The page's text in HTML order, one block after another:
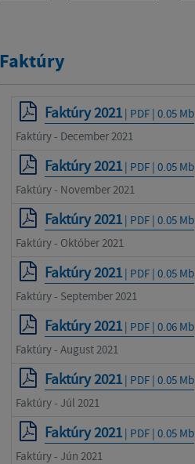
Faktúry
Faktúry 2021| PDF | 0.05 Mb
Faktúry - December 2021
Faktúry 2021| PDF | 0.05 Mb
Faktúry - November 2021
Faktúry 2021| PDF | 0.05 Mb
Faktúry - Október 2021
Faktúry 2021| PDF | 0.05 Mb
Faktúry - September 2021
Faktúry 2021| PDF | 0.06 Mb
Faktúry - August 2021
Faktúry 2021| PDF | 0.05 Mb
Faktúry - Júl 2021
Faktúry 2021| PDF | 0.05 Mb
Faktúry - Jún 2021